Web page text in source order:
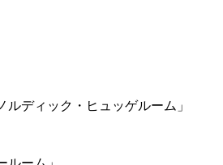
ディック・ヒュッゲルーム」